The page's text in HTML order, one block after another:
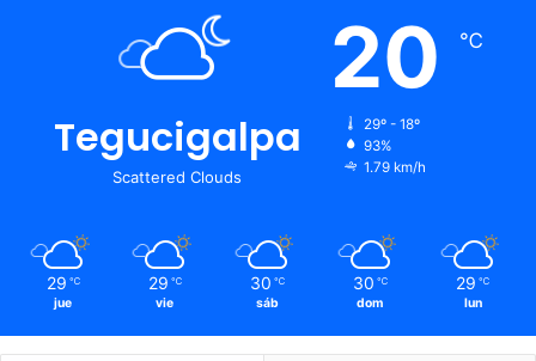
Tegucigalpa
Scattered Clouds
20 ℃
29º - 18º
93%
1.79 km/h
29 ℃
jue
29 ℃
vie
30 ℃
sáb
30 ℃
dom
29 ℃
lun